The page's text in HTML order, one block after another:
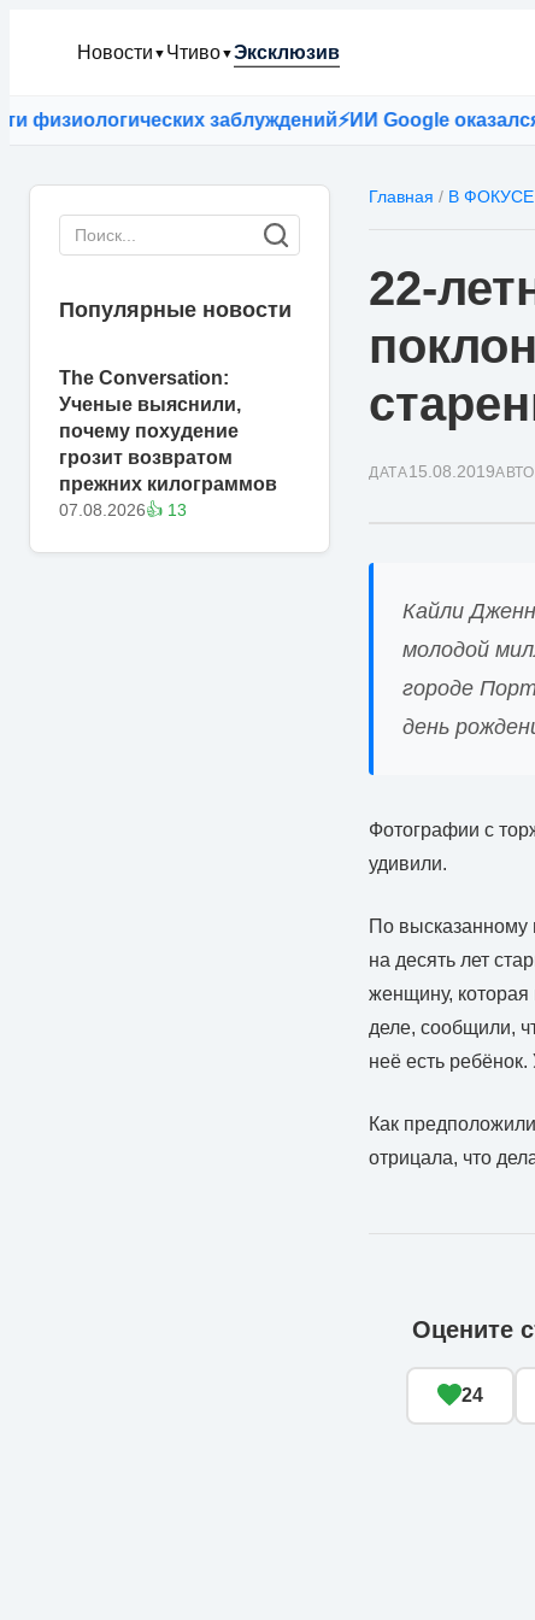
Новости ▼ Чтиво▼Эксклюзив
заблуждений⚡ИИ Google оказался
Популярные новости
The Conversation:
Ученые выяснили,
почему похудение
грозит возвратом
прежних килограммов
07.08.2026👍 13
Главная / В ФОКУСЕ
22-
ДАТА15.08.2019
Кайли
молодой
городе
день
Фотографии с
удивили.
По высказанному
на десять лет
женщину, которая
деле, сообщили,
неё есть
Как
отрицала, что
Оцените
24